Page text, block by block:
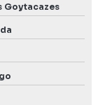
em Lagoa
Goytacazes